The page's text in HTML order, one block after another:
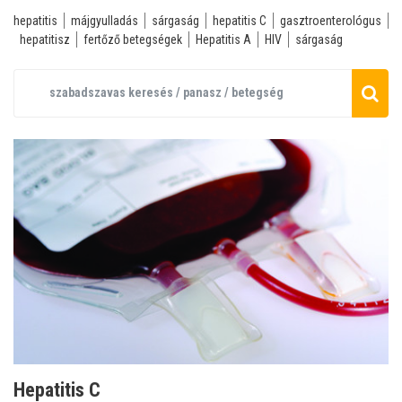
hepatitis májgyulladás sárgaság hepatitis C
gasztroenterológus
hepatitisz
fertőző betegségek Hepatitis A HIV sárgaság
Hepatitis C